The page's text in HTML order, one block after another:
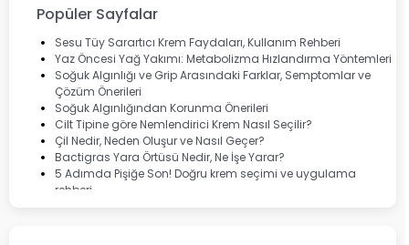
Lansinoh
Cebrolux
Dermoskin
Marvis
Rcfarma
Popüler Sayfalar
Sesu Tüy Sarartıcı Krem Faydaları, Kullanım Rehberi
Yaz Öncesi Yağ Yakımı: Metabolizma Hızlandırma Yöntemleri
Soğuk Algınlığı ve Grip Arasındaki Farklar, Semptomlar ve
Çözüm Önerileri
Soğuk Algınlığından Korunma Önerileri
Cilt Tipine göre Nemlendirici Krem Nasıl Seçilir?
Çil Nedir, Neden Oluşur ve Nasıl Geçer?
Bactigras Yara Örtüsü Nedir, Ne İşe Yarar?
5 Adımda Pişiğe Son! Doğru krem seçimi ve uygulama
rehberi